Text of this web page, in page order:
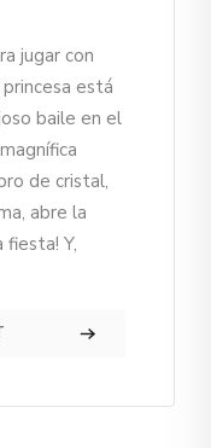
jugar con
está
baile en el
de cristal,
abre la
Y,